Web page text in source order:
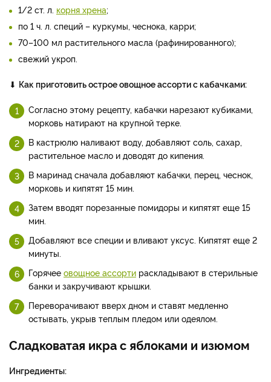
1/2 ст. л. корня хрена;
по 1 ч. л. специй – куркумы, чеснока, карри;
70–100 мл растительного масла (рафинированного);
свежий укроп.
⬇ Как приготовить острое овощное ассорти с кабачками:
Согласно этому рецепту, кабачки нарезают кубиками,
морковь натирают на крупной терке.
В кастрюлю наливают воду, добавляют соль, сахар,
растительное масло и доводят до кипения.
В маринад сначала добавляют кабачки, перец, чеснок,
морковь и кипятят 15 мин.
Затем вводят порезанные помидоры и кипятят еще 15
мин.
Добавляют все специи и вливают уксус. Кипятят еще 2
минуты.
Горячее овощное ассорти раскладывают в стерильные
банки и закручивают крышки.
Переворачивают вверх дном и ставят медленно
остывать, укрыв теплым пледом или одеялом.
Сладковатая икра с яблоками и изюмом
Ингредиенты: